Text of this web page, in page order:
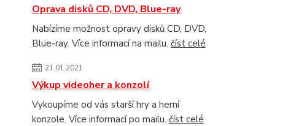
Oprava disků CD, DVD, Blue-ray
Nabízíme možnost opravy disků CD, DVD,
Blue-ray. Více informací na mailu. číst celé
21.01.2021
Výkup videoher a konzolí
Vykoupíme od vás starší hry a herní
konzole. Více informací po mailu. číst celé